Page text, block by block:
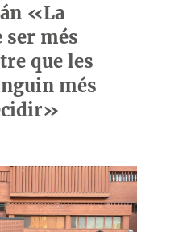
«La
ser més
que les
més